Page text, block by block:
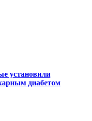
установили
диабетом